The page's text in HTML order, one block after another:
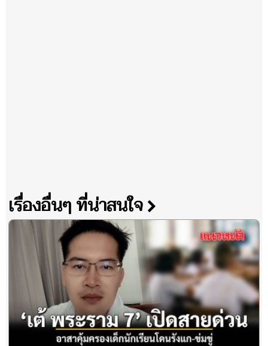
เรื่องอื่นๆ ที่น่าสนใจ